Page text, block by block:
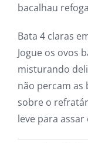
bacalhau
Bata 4 claras
Jogue os ovos
misturando
não percam as
sobre o
leve para